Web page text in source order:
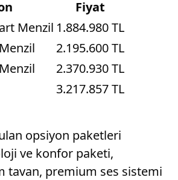
Fiyat
Menzil 1.884.980 TL
2.195.600 TL
2.370.930 TL
3.217.857 TL
opsiyon paketleri
ve konfor paketi,
tavan, premium ses sistemi